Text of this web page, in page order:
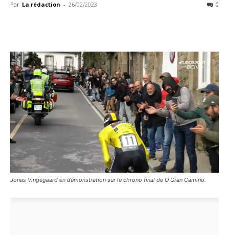
Par La rédaction - 26/02/2023 0
Jonas Vingegaard en démonstration sur le chrono final de O Gran Camiño.